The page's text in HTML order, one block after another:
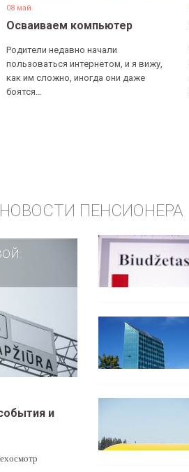
08 май
Осваиваем компьютер
Родители недавно начали
пользоваться интернетом, и я вижу,
как им сложно, иногда они даже
боятся...
НОВОСТИ ПЕНСИОНЕРА
и